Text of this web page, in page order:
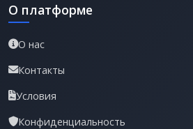
О платформе
О нас
Контакты
Условия
Конфиденциальность